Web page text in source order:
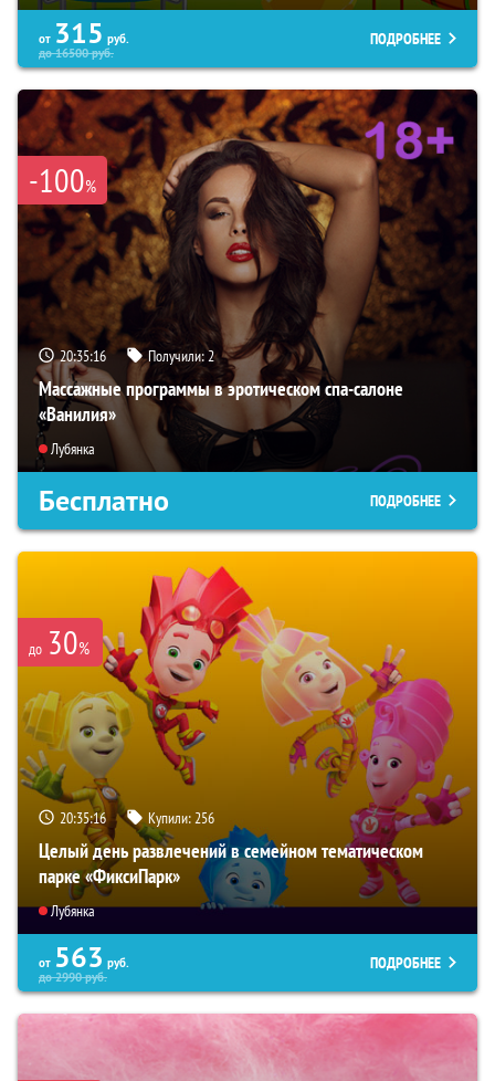
от 315 руб.
до16500руб.
ПОДРОБНЕЕ
-100%
20:35:15 Получили:2
Массажные программы в эротическом спа-салоне
«Ванилия»
Лубянка
Бесплатно ПОДРОБНЕЕ
до 30%
20:35:15 Купили:256
Целый день развлечений в семейном тематическом
парке «ФиксиПарк»
Лубянка
от 563 руб.
до2990руб.
ПОДРОБНЕЕ